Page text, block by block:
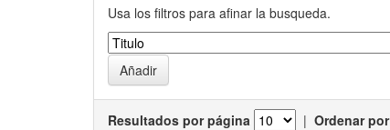
Usa los filtros para afinar la busqueda.
Resultados por página | Ordenar por